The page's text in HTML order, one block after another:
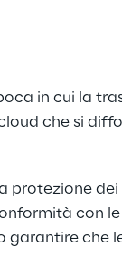
in cui la
che si
protezione
con
garantire che